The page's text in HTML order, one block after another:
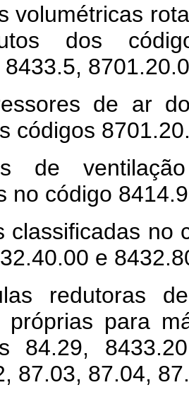
volumétricas
dos
de ar
códigos
de
no código
classificadas no
e
redutoras
próprias para
84.29,
87.03, 87.04,